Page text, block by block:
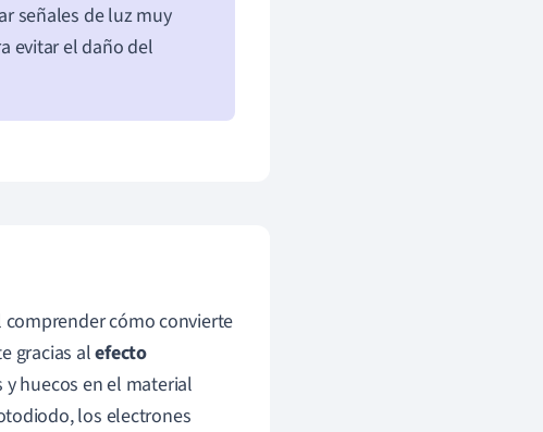
señales de luz muy
evitar el daño del
comprender cómo convierte
gracias alefecto
huecos en el material
los electrones